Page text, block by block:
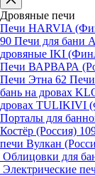
Дровяные печи
Печи HARVIA
90 Печи для бани
дровяные IKI
Печи ВАРВАРА
Печи Этна 62
бань на дровах
дровах TULIKIVI
Порталы для
Костёр (Россия)
печи Вулкан
Облицовки для
Электрические